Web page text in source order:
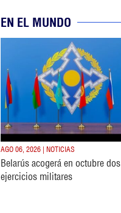
EN EL MUNDO
AGO 06, 2026 | NOTICIAS
Belarús acogerá en octubre dos
ejercicios militares